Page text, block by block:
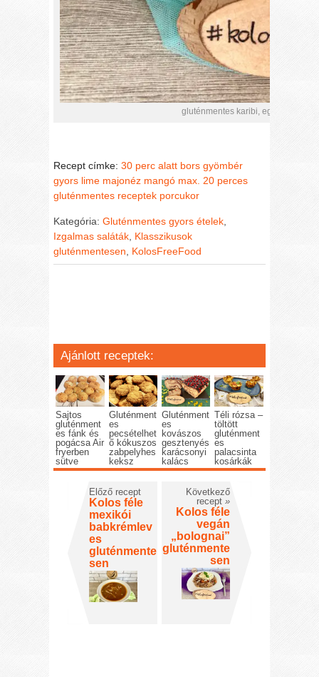
gluténmentes karibi, egzotikus
Recept címke:30 perc alatt bors gyömbér
gyors lime majonéz mangó max. 20 perces
gluténmentes receptek porcukor
Kategória:Gluténmentes gyors ételek
Izgalmas saláták Klasszikusok
gluténmentesen
KolosFreeFood
Ajánlott receptek:
Sajtos
gluténment
es fánk és
pogácsa Air
fryerben
sütve
Gluténment
es
pecsételhet
ő kókuszos
zabpelyhes
keksz
Gluténment
es
kovászos
gesztenyés
karácsonyi
kalács
Téli rózsa –
töltött
gluténment
es
palacsinta
kosárkák
Előző recept
Kolos féle
mexikói
babkrémlev
es
gluténmente
sen
Következő
recept »
Kolos féle
vegán
„bolognai”
gluténmente
sen